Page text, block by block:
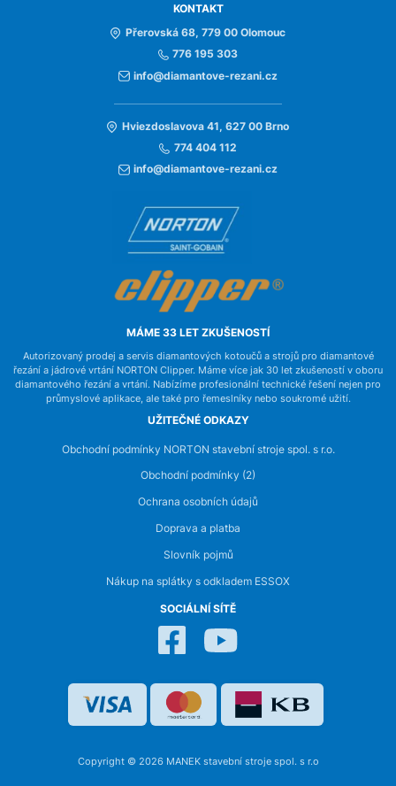
KONTAKT
Přerovská 68, 779 00 Olomouc
776 195 303
info@diamantove-rezani.cz
Hviezdoslavova 41, 627 00 Brno
774 404 112
info@diamantove-rezani.cz
MÁME 33 LET ZKUŠENOSTÍ
Autorizovaný prodej a servis diamantových kotoučů a strojů pro diamantové
řezání a jádrové vrtání NORTON Clipper. Máme více jak 30 let zkušeností v oboru
diamantového řezání a vrtání. Nabízíme profesionální technické řešení nejen pro
průmyslové aplikace, ale také pro řemeslníky nebo soukromé užití.
UŽITEČNÉ ODKAZY
Obchodní podmínky NORTON stavební stroje spol. s r.o.
Obchodní podmínky (2)
Ochrana osobních údajů
Doprava a platba
Slovník pojmů
Nákup na splátky s odkladem ESSOX
SOCIÁLNÍ SÍTĚ
Copyright © 2026 MANEK stavební stroje spol. s r.o